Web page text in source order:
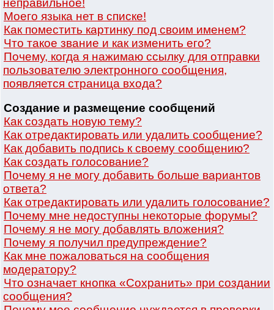
неправильное!
Моего языка нет в списке!
Как поместить картинку под своим именем?
Что такое звание и как изменить его?
Почему, когда я нажимаю ссылку для отправки
пользователю электронного сообщения,
появляется страница входа?
Создание и размещение сообщений
Как создать новую тему?
Как отредактировать или удалить сообщение?
Как добавить подпись к своему сообщению?
Как создать голосование?
Почему я не могу добавить больше вариантов
ответа?
Как отредактировать или удалить голосование?
Почему мне недоступны некоторые форумы?
Почему я не могу добавлять вложения?
Почему я получил предупреждение?
Как мне пожаловаться на сообщения
модератору?
Что означает кнопка «Сохранить» при создании
сообщения?